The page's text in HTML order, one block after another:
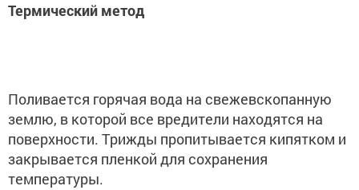
Термический метод
Поливается горячая вода на свежевскопанную
землю, в которой все вредители находятся на
поверхности. Трижды пропитывается кипятком и
закрывается пленкой для сохранения
температуры.